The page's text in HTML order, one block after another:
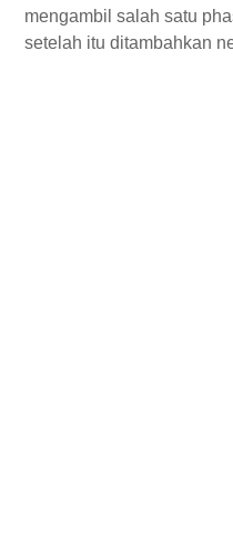
mengambil salah satu
setelah itu ditambahkan